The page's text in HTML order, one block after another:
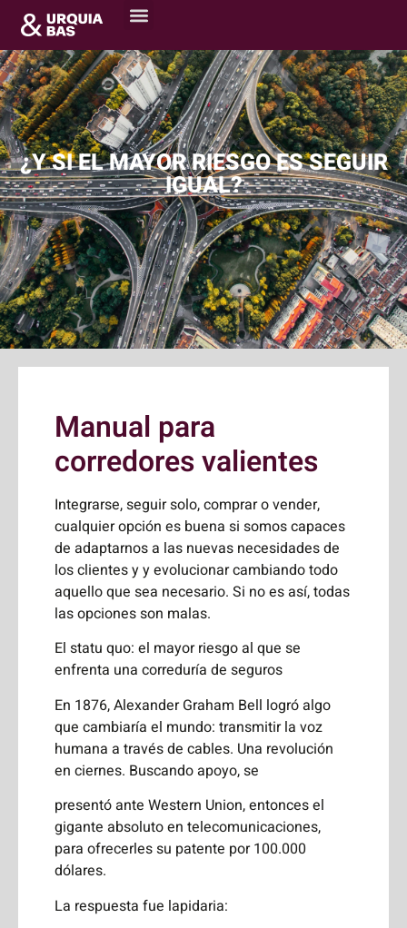
¿Y SI EL MAYOR RIESGO ES SEGUIR
IGUAL?
Manual para
corredores valientes
Integrarse, seguir solo, comprar o vender,
cualquier opción es buena si somos capaces
de adaptarnos a las nuevas necesidades de
los clientes y y evolucionar cambiando todo
aquello que sea necesario. Si no es así, todas
las opciones son malas.
El statu quo: el mayor riesgo al que se
enfrenta una correduría de seguros
En 1876, Alexander Graham Bell logró algo
que cambiaría el mundo: transmitir la voz
humana a través de cables. Una revolución
en ciernes. Buscando apoyo, se
presentó ante Western Union, entonces el
gigante absoluto en telecomunicaciones,
para ofrecerles su patente por 100.000
dólares.
La respuesta fue lapidaria: